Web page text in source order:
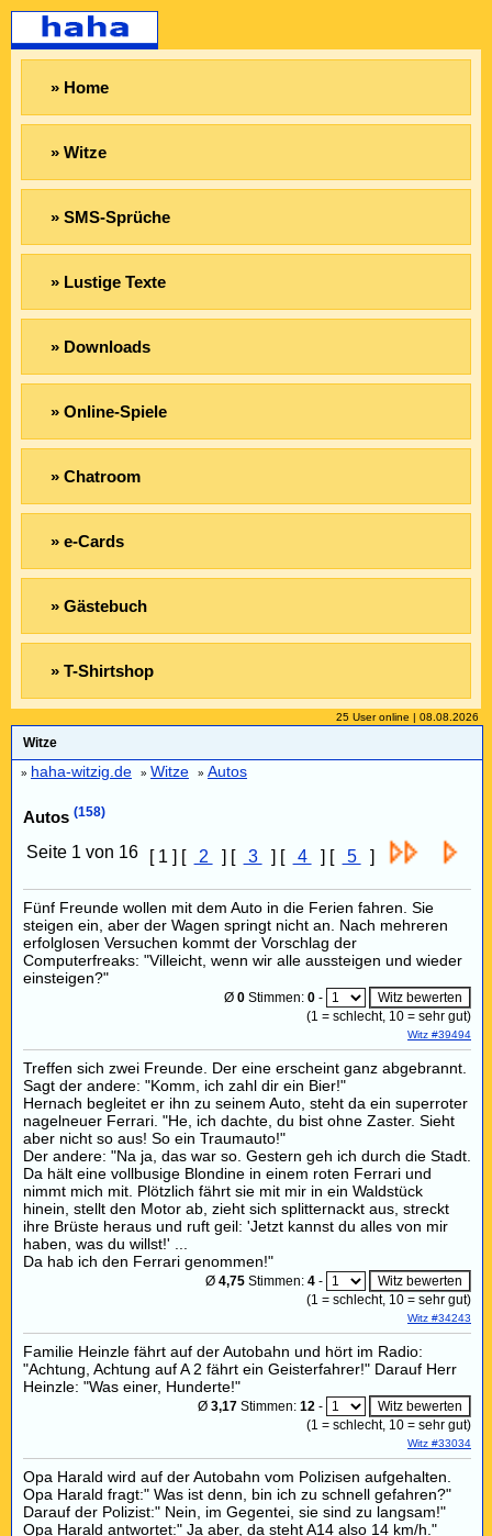
» Home
» Witze
» SMS-Sprüche
» Lustige Texte
» Downloads
» Online-Spiele
» Chatroom
» e-Cards
» Gästebuch
» T-Shirtshop
25 User online | 08.08.2026
Witze
» haha-witzig.de » Witze » Autos
Autos (158)
Seite 1 von 16 [ 1 ] [ 2 ] [ 3 ] [ 4 ] [ 5 ]
Fünf Freunde wollen mit dem Auto in die Ferien fahren. Sie
steigen ein, aber der Wagen springt nicht an. Nach mehreren
erfolglosen Versuchen kommt der Vorschlag der
Computerfreaks: "Villeicht, wenn wir alle aussteigen und wieder
einsteigen?"
Ø 0 Stimmen: 0 -
(1 = schlecht, 10 = sehr gut)
Witz #39494
Treffen sich zwei Freunde. Der eine erscheint ganz abgebrannt.
Sagt der andere: "Komm, ich zahl dir ein Bier!"
Hernach begleitet er ihn zu seinem Auto, steht da ein superroter
nagelneuer Ferrari. "He, ich dachte, du bist ohne Zaster. Sieht
aber nicht so aus! So ein Traumauto!"
Der andere: "Na ja, das war so. Gestern geh ich durch die Stadt.
Da hält eine vollbusige Blondine in einem roten Ferrari und
nimmt mich mit. Plötzlich fährt sie mit mir in ein Waldstück
hinein, stellt den Motor ab, zieht sich splitternackt aus, streckt
ihre Brüste heraus und ruft geil: 'Jetzt kannst du alles von mir
haben, was du willst!' ...
Da hab ich den Ferrari genommen!"
Ø 4,75 Stimmen: 4 -
(1 = schlecht, 10 = sehr gut)
Witz #34243
Familie Heinzle fährt auf der Autobahn und hört im Radio:
"Achtung, Achtung auf A 2 fährt ein Geisterfahrer!" Darauf Herr
Heinzle: "Was einer, Hunderte!"
Ø 3,17 Stimmen: 12 -
(1 = schlecht, 10 = sehr gut)
Witz #33034
Opa Harald wird auf der Autobahn vom Polizisen aufgehalten.
Opa Harald fragt:" Was ist denn, bin ich zu schnell gefahren?"
Darauf der Polizist:" Nein, im Gegentei, sie sind zu langsam!"
Opa Harald antwortet:" Ja aber, da steht A14 also 14 km/h."